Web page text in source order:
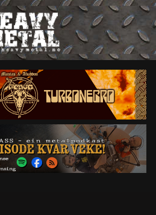
Nyheter
Omtaler
Intervjuer
Om oss
Abonner